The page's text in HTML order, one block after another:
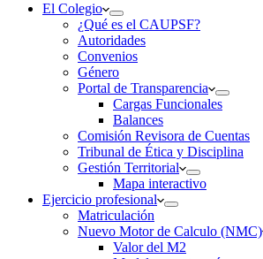
El Colegio
¿Qué es el CAUPSF?
Autoridades
Convenios
Género
Portal de Transparencia
Cargas Funcionales
Balances
Comisión Revisora de Cuentas
Tribunal de Ética y Disciplina
Gestión Territorial
Mapa interactivo
Ejercicio profesional
Matriculación
Nuevo Motor de Calculo (NMC)
Valor del M2